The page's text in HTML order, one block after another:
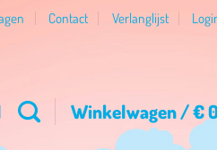
Contact Verlanglijst
Winkelwagen /€